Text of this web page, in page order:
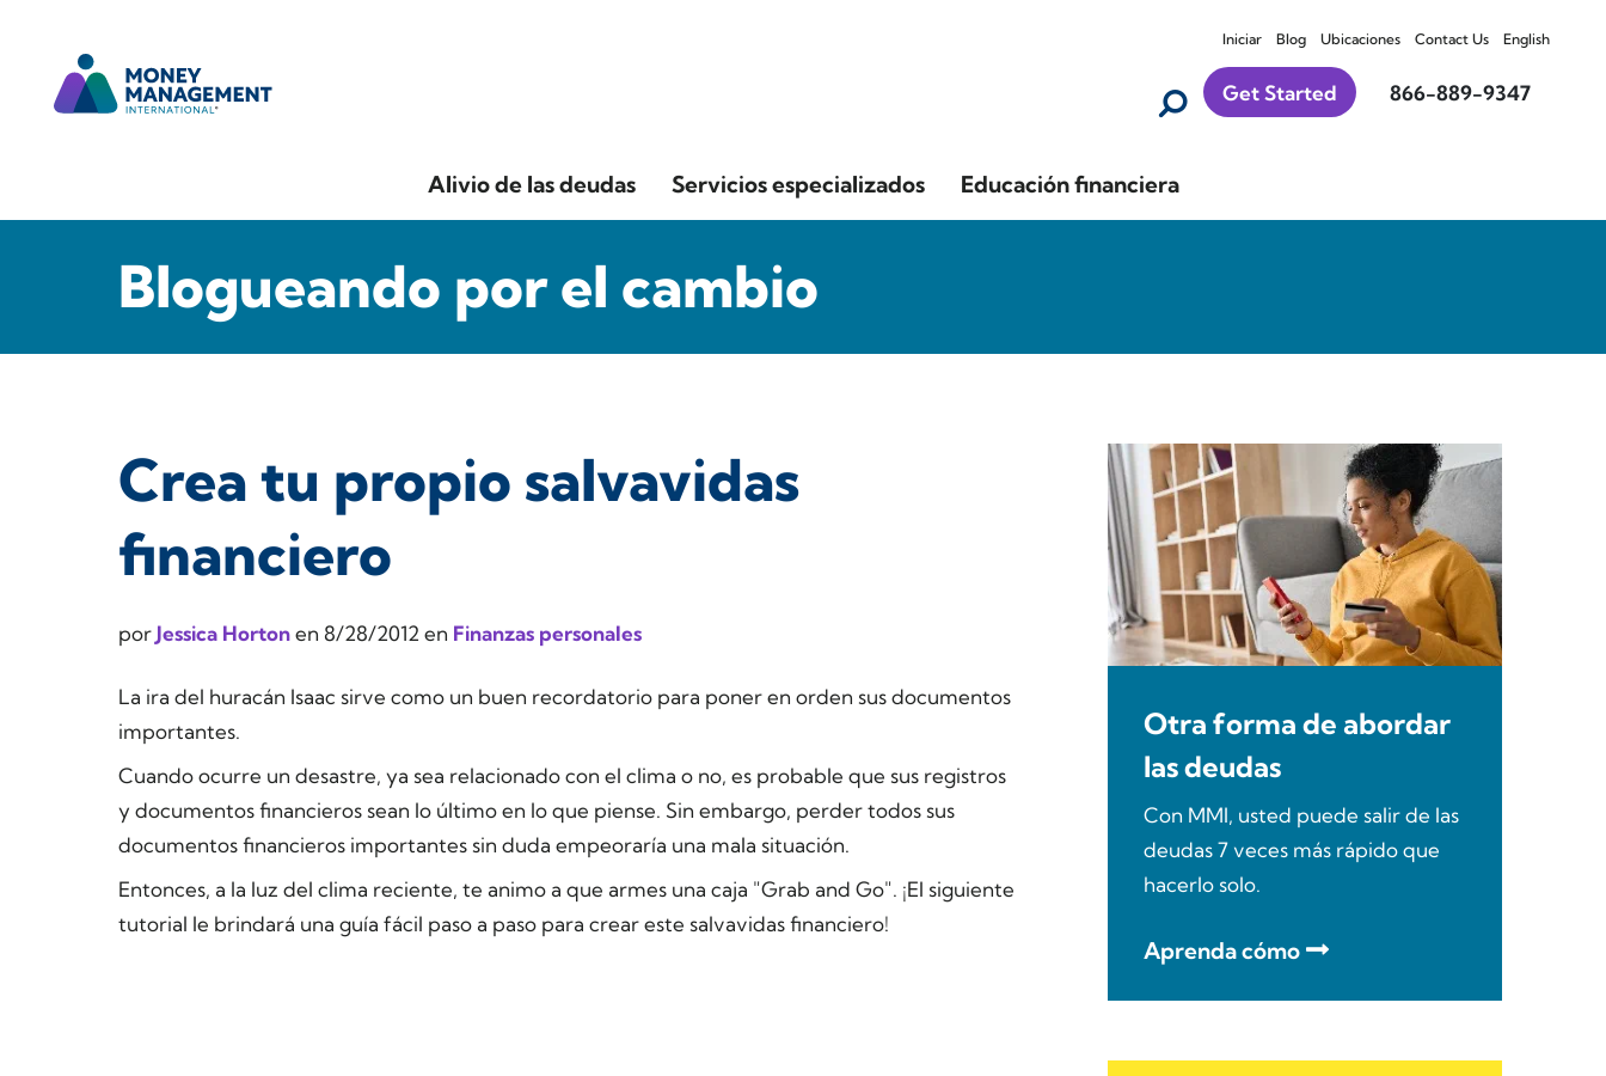
Iniciar Blog Ubicaciones Contact Us English
Get Started 866-889-9347
Alivio de las deudas Servicios especializados Educación financiera
Blogueando por el cambio
Crea tu propio salvavidas
financiero
porJessica Hortonen 8/28/2012 en Finanzas personales
La ira del huracán Isaac sirve como un buen recordatorio para poner en orden sus documentos
importantes.
Cuando ocurre un desastre, ya sea relacionado con el clima o no, es probable que sus registros
y documentos financieros sean lo último en lo que piense. Sin embargo, perder todos sus
documentos financieros importantes sin duda empeoraría una mala situación.
Entonces, a la luz del clima reciente, te animo a que armes una caja "Grab and Go". ¡El siguiente
tutorial le brindará una guía fácil paso a paso para crear este salvavidas financiero!
Otra forma de abordar
las deudas
Con MMI, usted puede salir de las
deudas 7 veces más rápido que
hacerlo solo.
Aprenda cómo